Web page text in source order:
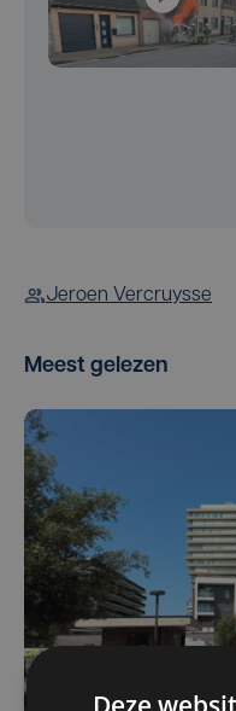
Jeroen Vercruysse
Meest gelezen